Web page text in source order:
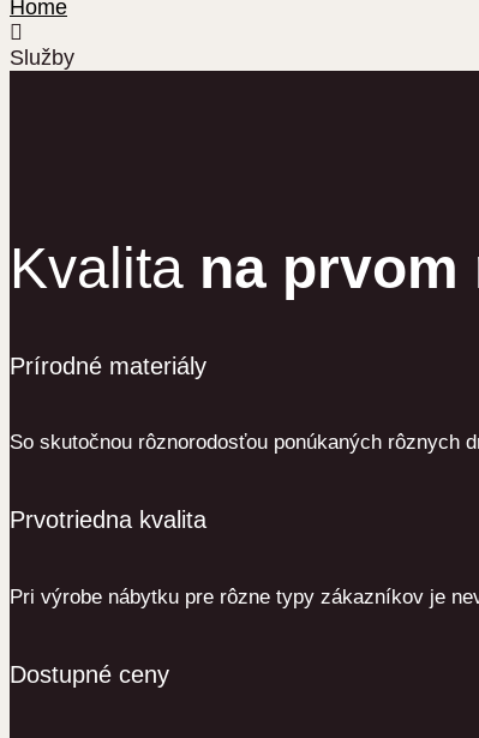
Home

Služby
Kvalita na prvom
Prírodné materiály
So skutočnou rôznorodosťou ponúkaných rôznych
Prvotriedna kvalita
Pri výrobe nábytku pre rôzne typy zákazníkov je
Dostupné ceny